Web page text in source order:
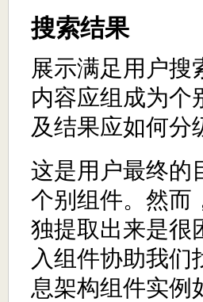
搜索结果
展示满足用户搜
内容应组成为个
及结果应如何分
这是用户最终的
个别组件。然而
独提取出来是很
入组件协助我们
息架构组件实例